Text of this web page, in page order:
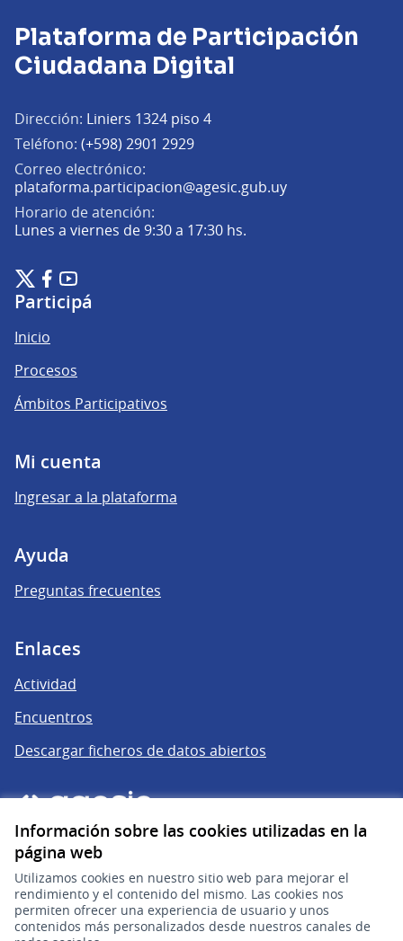
Información sobre las cookies utilizadas en la
página web
Utilizamos cookies en nuestro sitio web para mejorar el
rendimiento y el contenido del mismo. Las cookies nos
permiten ofrecer una experiencia de usuario y unos
contenidos más personalizados desde nuestros canales de
Plataforma de Participación
Ciudadana Digital
Dirección: Liniers 1324 piso 4
Teléfono: (+598) 2901 2929
Correo electrónico:
plataforma.participacion@agesic.gub.uy(Abrir en una
Horario de atención:
Lunes a viernes de 9:30 a 17:30 hs.
Plataforma de Participación Ciudadana Digital en X
(Enlace externo)
Plataforma de Participación Ciudadana Digital en Facebook
(Enlace externo)
Plataforma de Participación Ciudadana Digital en
(Enlace externo)
Participá
Inicio
Procesos
Ámbitos Participativos
Mi cuenta
Ingresar a la plataforma
Ayuda
Preguntas frecuentes
Enlaces
Actividad
Encuentros
Descargar ficheros de datos abiertos
gub.uy
(Enlace externo)